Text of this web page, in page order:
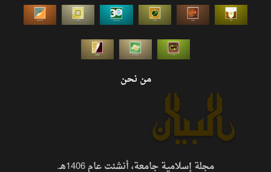
من نحن
مجلة إسلامية جامعة، أنشئت عام 1406هـ.